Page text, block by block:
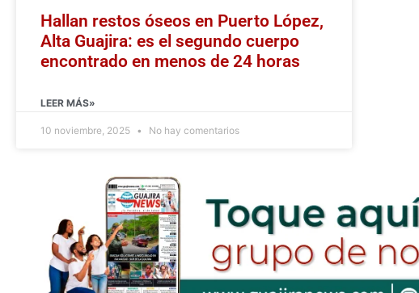
Hallan restos óseos en Puerto López,
Alta Guajira: es el segundo cuerpo
encontrado en menos de 24 horas
LEER MÁS»
10 noviembre, 2025 No hay comentarios